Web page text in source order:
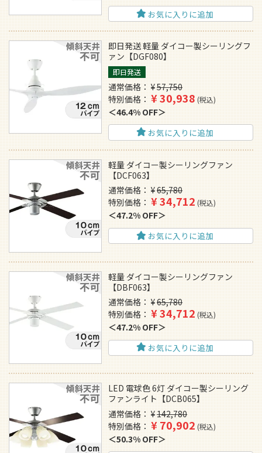
お気に入りに追加
即日発送 軽量 ダイコー製シーリングフ
ァン【DGF080】
即日発送
通常価格 ¥57,750
特別価格
¥30,938 税込
46.4% OFF
お気に入りに追加
軽量 ダイコー製シーリングファン
【DCF063】
通常価格
¥65,780
特別価格
¥34,712 税込
47.2% OFF
お気に入りに追加
軽量 ダイコー製シーリングファン
【DBF063】
通常価格
¥65,780
特別価格
¥34,712 税込
47.2% OFF
お気に入りに追加
LED 電球色 6灯 ダイコー製シーリング
ファンライト【DCB065】
通常価格
¥142,780
特別価格
¥70,902 税込
50.3% OFF